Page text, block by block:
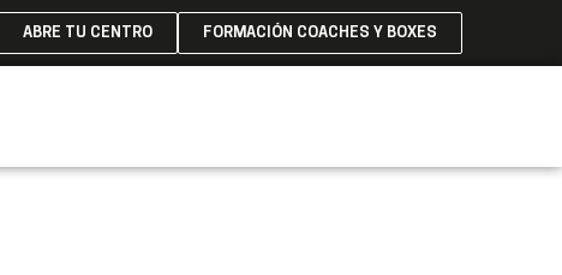
ABRE TU CENTRO FORMACIÓN COACHES Y BOXES